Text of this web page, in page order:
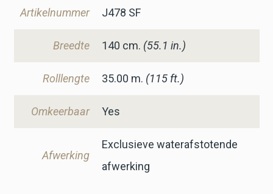
Artikelnummer J478 SF
Breedte 140 cm. (55.1 in.)
Rolllengte 35.00 m. (115 ft.)
Omkeerbaar Yes
Afwerking
Exclusieve waterafstotende
afwerking